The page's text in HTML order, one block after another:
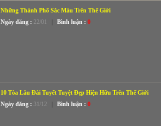
Những Thành Phố Sắc Màu Trên Thế Giới
Ngày đăng : 22/01 Bình luận : 0
10 Tòa Lâu Đài Tuyết Tuyệt Đẹp Hiện Hữu Trên Thế Giới
Ngày đăng : 31/12 Bình luận : 0